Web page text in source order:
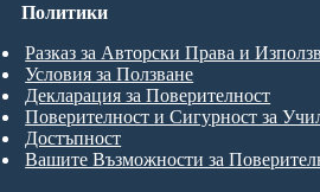
Политики
Разказ за Авторски Права и
Условия за Ползване
Декларация за Поверителност
Поверителност и Сигурност за
Достъпност
Вашите Възможности за